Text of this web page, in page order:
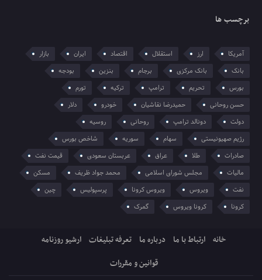
برچسب ها
آمریکا ارز استقلال اقتصاد ایران
بازار
بانک
بانک مرکزی برجام بنزین
بودجه
بورس
تحریم ترامپ ترکیه
تورم
حسن روحانی
حمیدرضا نقاشیان خودرو
دلار
دولت
دونالد ترامپ روحانی
روسیه
رژیم صهیونیستی
سهام سوریه
شاخص بورس
صادرات
طلا عراق عربستان سعودی
قیمت نفت
مالیات
مجلس شورای اسلامی محمد جواد ظریف
مسکن
نفت
ویروس ویروس کرونا پرسپولیس
چین
کرونا
کرونا ویروس گمرک
خانه ارتباط با ما درباره ما تعرفه تبلیغات ارشیو روزنامه
قوانین و مقررات